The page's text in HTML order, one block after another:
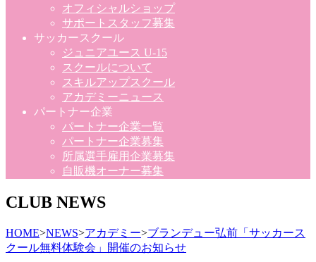
オフィシャルショップ
サポートスタッフ募集
サッカースクール
ジュニアユース U-15
スクールについて
スキルアップスクール
アカデミーニュース
パートナー企業
パートナー企業一覧
パートナー企業募集
所属選手雇用企業募集
自販機オーナー募集
CLUB NEWS
HOME>NEWS>アカデミー>ブランデュー弘前「サッカース
クール無料体験会」開催のお知らせ